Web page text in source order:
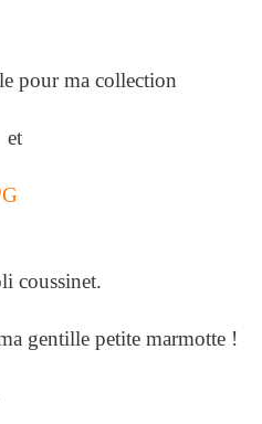
pour ma collection
et
coussinet.
gentille petite marmotte !